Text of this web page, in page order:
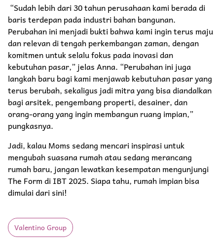
“Sudah lebih dari 30 tahun perusahaan kami berada di
baris terdepan pada industri bahan bangunan.
Perubahan ini menjadi bukti bahwa kami ingin terus maju
dan relevan di tengah perkembangan zaman, dengan
komitmen untuk selalu fokus pada inovasi dan
kebutuhan pasar,” jelas Anna. “Perubahan ini juga
langkah baru bagi kami menjawab kebutuhan pasar yang
terus berubah, sekaligus jadi mitra yang bisa diandalkan
bagi arsitek, pengembang properti, desainer, dan
orang-orang yang ingin membangun ruang impian,”
pungkasnya.
Jadi, kalau Moms sedang mencari inspirasi untuk
mengubah suasana rumah atau sedang merancang
rumah baru, jangan lewatkan kesempatan mengunjungi
The Form di IBT 2025. Siapa tahu, rumah impian bisa
dimulai dari sini!
Valentino Group